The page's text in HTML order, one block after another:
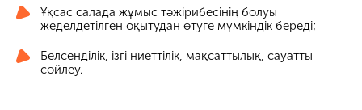
Ұқсас салада жұмыс тәжірибесінің болуы
жеделдетілген оқытудан өтуге мүмкіндік береді;
Белсенділік, ізгі ниеттілік, мақсаттылық, сауатты
сөйлеу.